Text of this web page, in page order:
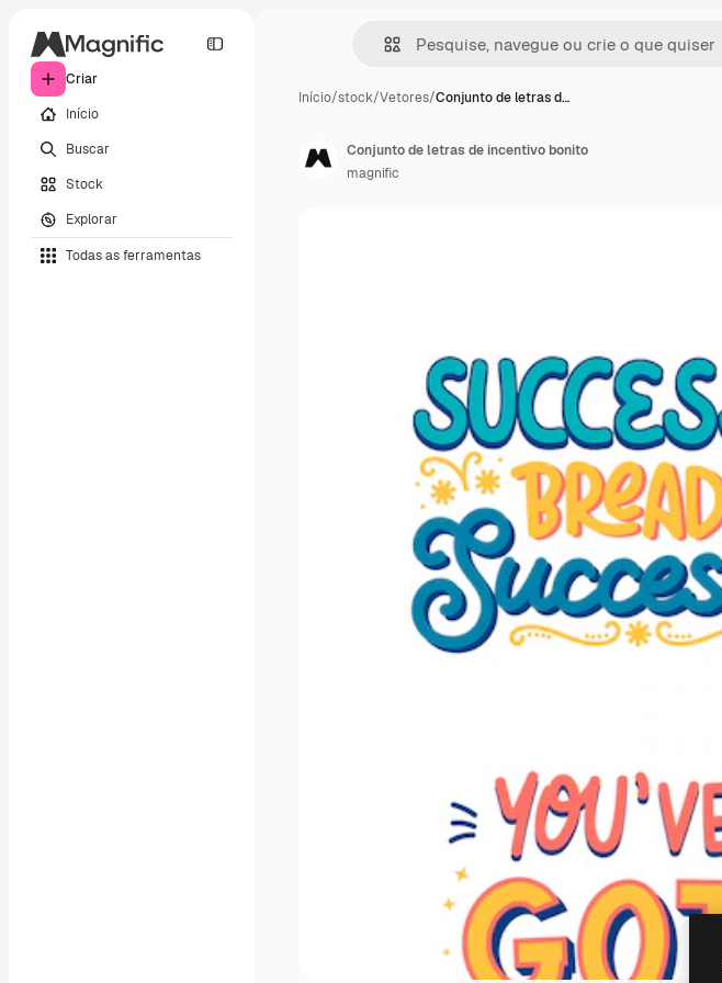
Criar
Início
Buscar
Stock
Explorar
Todas as ferramentas
Início/stock/Vetores/Conjunto de letras d…
Conjunto de letras de incentivo bonito
magnific